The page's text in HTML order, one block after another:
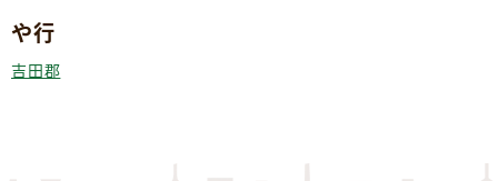
や行
吉田郡